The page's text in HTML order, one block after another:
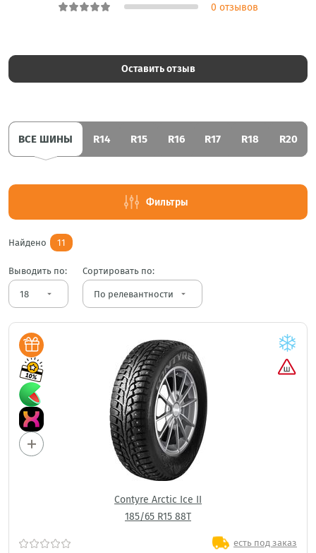
0 отзывов
Оставить отзыв
ВСЕ ШИНЫ R14 R15 R16 R17 R18 R20
Фильтры
Найдено 11
Выводить по:
arrow_drop_down
Сортировать по:
arrow_drop_down
Contyre Arctic Ice II
185/65 R15 88T
есть под заказ